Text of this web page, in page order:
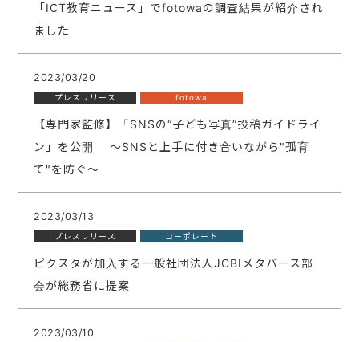
「ICT教育ニュース」でfotowaの調査結果が紹介され
ました
2023/03/20
プレスリリース fotowa
【専門家監修】「SNSの“子ども写真”投稿ガイドライ
ン」を公開 〜SNSと上手に付き合いながら"孤育
て"を防ぐ〜
2023/03/13
プレスリリース コーポレート
ピクスタが加入する一般社団法人JCBIメタバース部
会が総務省に提案
2023/03/10